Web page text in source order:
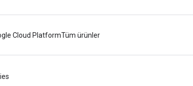
Cloud PlatformTüm ürünler